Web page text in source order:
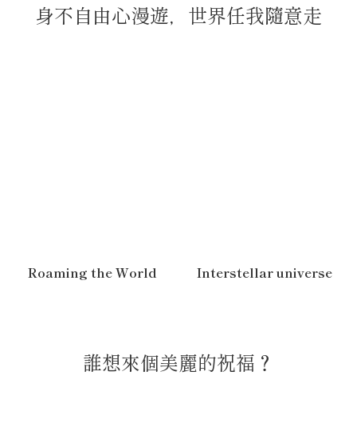
身不自由心漫遊，世界任我隨意走
Roaming the World Interstellar universe
誰想來個美麗的祝福？